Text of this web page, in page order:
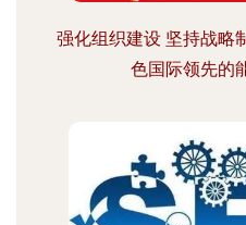
强化组织建设 坚持战略
色国际领先的